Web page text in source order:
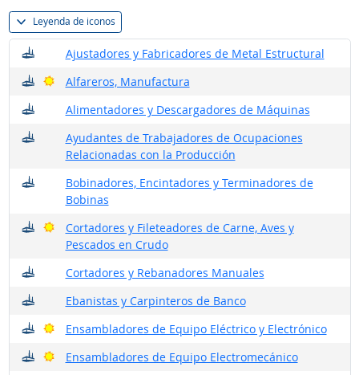
Leyenda de iconos
Ajustadores y Fabricadores de Metal Estructural
¿Dónde trabajan?
Alfareros, Manufactura
¿Dónde trabajan?
Buenas perspectivas
Alimentadores y Descargadores de Máquinas
¿Dónde trabajan?
Ayudantes de Trabajadores de Ocupaciones
Relacionadas con la Producción
¿Dónde trabajan?
Bobinadores, Encintadores y Terminadores de
Bobinas
¿Dónde trabajan?
Cortadores y Fileteadores de Carne, Aves y
Pescados en Crudo
¿Dónde trabajan?
Buenas perspectivas
Cortadores y Rebanadores Manuales
¿Dónde trabajan?
Ebanistas y Carpinteros de Banco
¿Dónde trabajan?
Ensambladores de Equipo Eléctrico y Electrónico
¿Dónde trabajan?
Buenas perspectivas
Ensambladores de Equipo Electromecánico
¿Dónde trabajan?
Buenas perspectivas